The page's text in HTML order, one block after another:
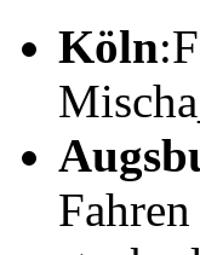
Köln